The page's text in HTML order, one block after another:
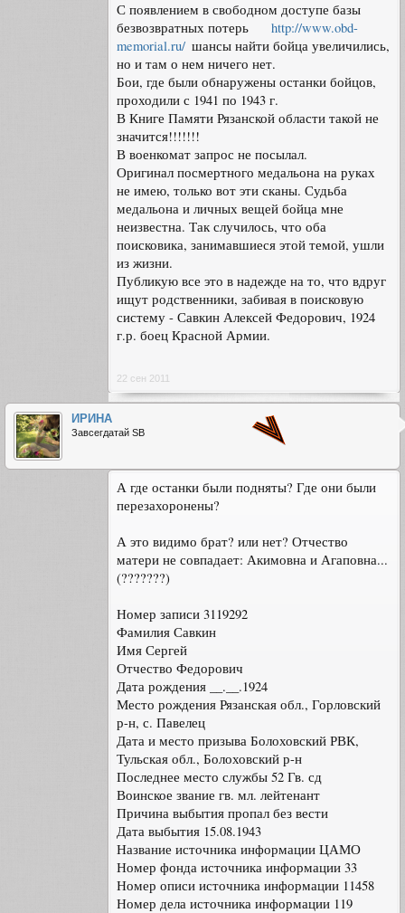
С появлением в свободном доступе базы
безвозвратных потерь
http://www.obd-
memorial.ru/ шансы найти бойца увеличились,
но и там о нем ничего нет.
Бои, где были обнаружены останки бойцов,
проходили с 1941 по 1943 г.
В Книге Памяти Рязанской области такой не
значится!!!!!!!
В военкомат запрос не посылал.
Оригинал посмертного медальона на руках
не имею, только вот эти сканы. Судьба
медальона и личных вещей бойца мне
неизвестна. Так случилось, что оба
поисковика, занимавшиеся этой темой, ушли
из жизни.
Публикую все это в надежде на то, что вдруг
ищут родственники, забивая в поисковую
систему - Савкин Алексей Федорович, 1924
г.р. боец Красной Армии.
22 сен 2011
ИРИНА
Завсегдатай SB
А где останки были подняты? Где они были
перезахоронены?
А это видимо брат? или нет? Отчество
матери не совпадает: Акимовна и Агаповна...
(???????)
Номер записи 3119292
Фамилия Савкин
Имя Сергей
Отчество Федорович
Дата рождения __.__.1924
Место рождения Рязанская обл., Горловский
р-н, с. Павелец
Дата и место призыва Болоховский РВК,
Тульская обл., Болоховский р-н
Последнее место службы 52 Гв. сд
Воинское звание гв. мл. лейтенант
Причина выбытия пропал без вести
Дата выбытия 15.08.1943
Название источника информации ЦАМО
Номер фонда источника информации 33
Номер описи источника информации 11458
Номер дела источника информации 119